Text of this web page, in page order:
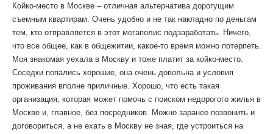
Койко-место в Москве – отличная альтернатива дорогущим
съемным квартирам. Очень удобно и не так накладно по деньгам
тем, кто отправляется в этот мегаполис подзаработать. Ничего,
что все общее, как в общежитии, какое-то время можно потерпеть.
Моя знакомая уехала в Москву и тоже платит за койко-место.
Соседки попались хорошие, она очень довольна и условия
проживания вполне приличные. Хорошо, что есть такая
организация, которая может помочь с поиском недорогого жилья в
Москве и, главное, без посредников. Можно заранее позвонить и
договориться, а не ехать в Москву не зная, где устроиться на